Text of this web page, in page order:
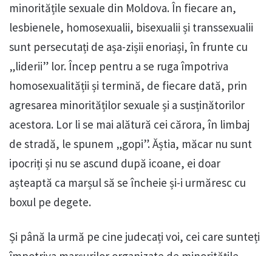
minoritățile sexuale din Moldova. În fiecare an,
lesbienele, homosexualii, bisexualii și transsexualii
sunt persecutați de așa-zișii enoriași, în frunte cu
„liderii” lor. Încep pentru a se ruga împotriva
homosexualității și termină, de fiecare dată, prin
agresarea minorităților sexuale și a susținătorilor
acestora. Lor li se mai alătură cei cărora, în limbaj
de stradă, le spunem „gopi”. Ăștia, măcar nu sunt
ipocriți și nu se ascund după icoane, ei doar
așteaptă ca marșul să se încheie și-i urmăresc cu
boxul pe degete.
Și până la urmă pe cine judecați voi, cei care sunteți